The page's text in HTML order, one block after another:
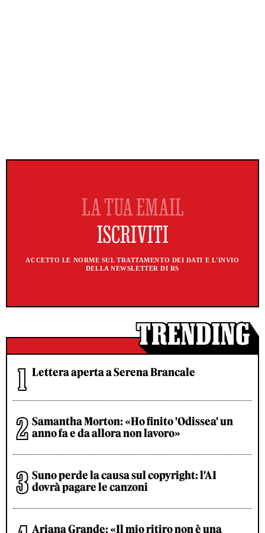
ACCETTO LE NORME SUL TRATTAMENTO DEI DATI E L'INVIO
DELLA NEWSLETTER DI RS
Lettera aperta a Serena Brancale
Samantha Morton: «Ho finito 'Odissea' un
anno fa e da allora non lavoro»
Suno perde la causa sul copyright: l'AI
dovrà pagare le canzoni
Ariana Grande: «Il mio ritiro non è una